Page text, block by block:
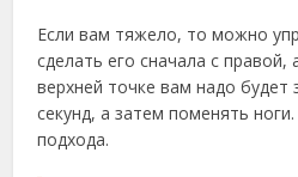
Если вам тяжело, то можно
сделать его сначала с
верхней точке вам надо будет
секунд, а затем поменять
подхода.